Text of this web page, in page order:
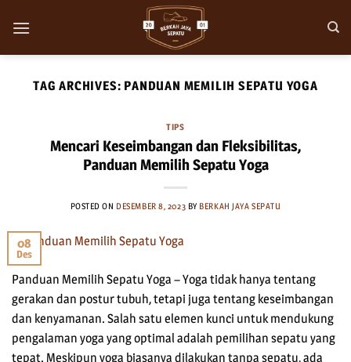
TAG ARCHIVES: PANDUAN MEMILIH SEPATU YOGA
TIPS
Mencari Keseimbangan dan Fleksibilitas,
Panduan Memilih Sepatu Yoga
POSTED ON DESEMBER 8, 2023 BY BERKAH JAYA SEPATU
08
Des
Panduan Memilih Sepatu Yoga – Yoga tidak hanya tentang
gerakan dan postur tubuh, tetapi juga tentang keseimbangan
dan kenyamanan. Salah satu elemen kunci untuk mendukung
pengalaman yoga yang optimal adalah pemilihan sepatu yang
tepat. Meskipun yoga biasanya dilakukan tanpa sepatu, ada